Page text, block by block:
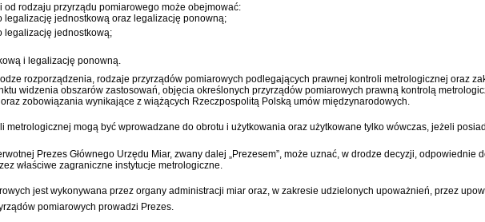
rodzaju przyrządu pomiarowego może obejmować:
jednostkową oraz legalizację ponowną;
legalizację jednostkową;
i legalizację ponowną.
rozporządzenia, rodzaje przyrządów pomiarowych podlegających prawnej kontroli metrologicznej oraz
widzenia obszarów zastosowań, objęcia określonych przyrządów pomiarowych prawną kontrolą
zobowiązania wynikające z wiążących Rzeczpospolitą Polską umów międzynarodowych.
metrologicznej mogą być wprowadzane do obrotu i użytkowania oraz użytkowane tylko wówczas, jeżeli
Prezes Głównego Urzędu Miar, zwany dalej „Prezesem”, może uznać, w drodze decyzji,
właściwe zagraniczne instytucje metrologiczne.
jest wykonywana przez organy administracji miar oraz, w zakresie udzielonych upoważnień, przez
pomiarowych prowadzi Prezes.